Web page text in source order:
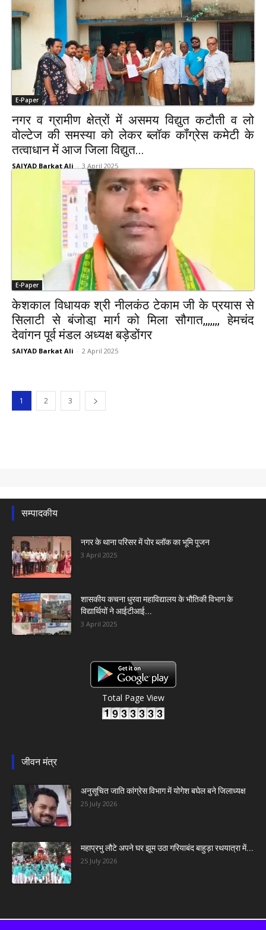
E-Paper
नगर व ग्रामीण क्षेत्रों में असमय विद्युत कटौती व लो
वोल्टेज की समस्या को लेकर ब्लॉक कॉंग्रेस कमेटी के
तत्वाधान में आज जिला विद्युत...
SAIYAD Barkat Ali - 3 April 2025
E-Paper
केशकाल विधायक श्री नीलकंठ टेकाम जी के प्रयास से
सिलाटी से बंजोडा़ मार्ग को मिला सौगात,,,,,,, हेमचंद
देवांगन पूर्व मंडल अध्यक्ष बड़ेडोंगर
SAIYAD Barkat Ali - 2 April 2025
1 2 3
सम्पादकीय
नगर के थाना परिसर में पोर ब्लॉक का भूमि पूजन
3 April 2025
शासकीय कचना धुरवा महाविद्यालय के भौतिकी विभाग के
विद्यार्थियों ने आईटीआई...
3 April 2025
Total Page View
जीवन मंत्र
अनुसूचित जाति कांग्रेस विभाग में योगेश बघेल बने जिलाध्यक्ष
25 July 2026
महाप्रभु लौटे अपने घर झूम उठा गरियाबंद बाहुड़ा रथयात्रा में...
25 July 2026